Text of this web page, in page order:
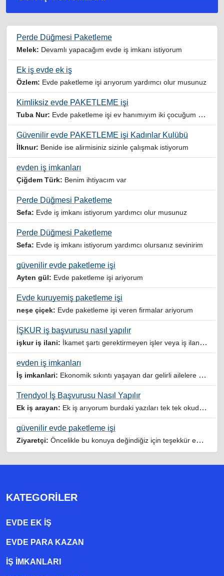
Perde Düğmesi Paketleme
Melek: Devamlı yapacağım evde iş imkanı istiyorum
Ek iş evde ek iş
Özlem: Evde paketleme işi arıyorum yardımcı olur musunuz
Kimliksiz evde PAKETLEME işi
Tuba Nur: Evde paketleme işi ev hanımıyım iki çocuğum var yardımcı olursanız sevinirim
Güvenilir evde PAKETLEME işi Kadınlar Kulübü
İlknur: Benide ise alirmisiniz sizinle çalışmak istiyorum
evden iş imkanları
Çiğdem Türk: Benim ihtiyacım var
Perde Düğmesi Paketleme
Sefa: Evde iş imkanı istiyorum yardımcı olur musunuz
Perde Düğmesi Paketleme
Sefa: Evde iş imkanı istiyorum yardımcı olursanız sevinirim
güvenilir evde paketleme işi
Ayten gül: Evde paketleme işi ariyorum
Evde kuruyemiş paketleme işi
neşe çiçek: Evde paketleme işi veren firmalar ariyorum
İŞKUR iş başvurusu nasıl yapılır
işkur iş ilani: İkamet şartı gerektirmeyen işler veya iş ilanlari da listelensin. Arama sonucuna işverenin tercih ettiği ikamet illeri de eklense olmazmi
evden iş imkanları
İş imkanlari: Ekonomik sıkıntı yaşayan dar gelirli ailelere özellikle evde iş imkanı sağlayan bu durumdan istifade eden ev hanımlarına büyük bir nimet çalışmak ev Ekonomisine benim gibi destek olmak isteyenler sağlam güvenilir sitelere rağbet etsin her ilan yada reklam doğru adres olmayabiliyor arkadaşlar, bu alanda bize yol gösteren yardımcı olan doğru şekilde yönlendiren sayfaya teşekkür ederim elinize emeklerine sağlık
Trendyol İş Başvurusu Nasıl Yapılır
Ek iş arayan: Ek iş arıyorum burdaki yazıları tek tek okudum faydalı iş imkanları var tsk let
güvenilir evde paketleme işi
Ziyaretçi: Öncelikle bu konuya değindiğiz için teşekkür ederim maalesef bu tarzda yazılarla inanıp aldanan ve dolandirilan insanlar oluyor, o yüzden bu sektörlerde işini hakkıyla yapan siteler ve sayfalara itibar edilmeli,üç beş demeden ek gelir ile evine destek olmayan iyi niyetli insanlarında iyi niyetleri suistimal edilmemeli,sayfanızın geniş kitlelere doğru ve gerçek adresten ulaşması temennisiyle kolaylıklar dilerim..
KATEGORILER
EVDE EK IŞ
EVDE PARA KAZAN
İŞ İMKANLARI